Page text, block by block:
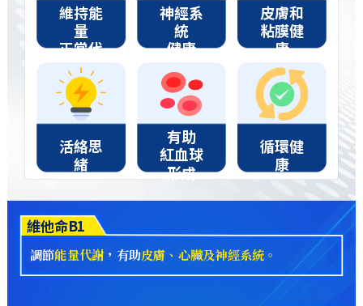
維持能
量
正常代
謝
神經系
統
健康
皮膚和
粘膜健
康
活絡思
緒
有助
紅血球
形成
循環健
康
維他命B1
調節能量代謝，有助皮膚、心臟及神經系統。